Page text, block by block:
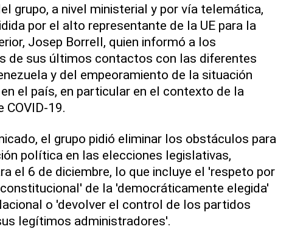
grupo, a nivel ministerial y por vía telemática,
por el alto representante de la UE para la
Josep Borrell, quien informó a los
de sus últimos contactos con las diferentes
y del empeoramiento de la situación
el país, en particular en el contexto de la
COVID-19.
el grupo pidió eliminar los obstáculos para
política en las elecciones legislativas,
el 6 de diciembre, lo que incluye el 'respeto por
de la 'democráticamente elegida'
o 'devolver el control de los partidos
legítimos administradores'.